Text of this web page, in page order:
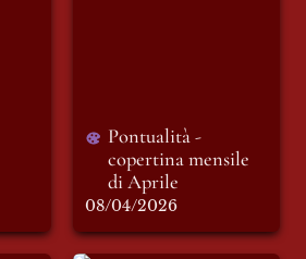
Pontualità -
copertina mensile
di Aprile
08/04/2026